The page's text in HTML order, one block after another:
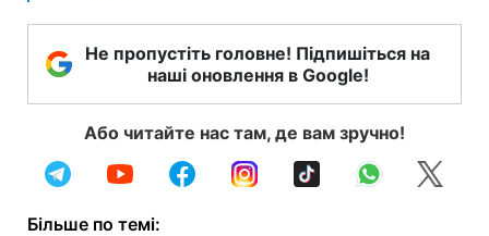
Не пропустіть головне! Підпишіться на
наші оновлення в Google!
Або читайте нас там, де вам зручно!
Більше по темі: